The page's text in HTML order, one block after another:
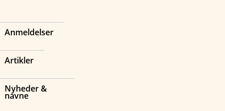
Anmeldelser
Artikler
Nyheder &
navne